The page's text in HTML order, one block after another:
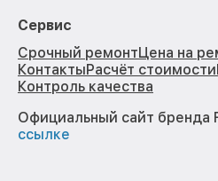
Сервис
Срочный ремонтЦена на
КонтактыРасчёт стоимости
Контроль качества
Официальный сайт бренда
ссылке